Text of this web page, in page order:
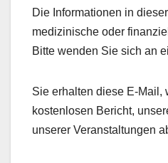
Die Informationen in
medizinische oder
Bitte wenden Sie sich an
Sie erhalten diese E-Mail,
kostenlosen Bericht,
unserer Veranstaltungen